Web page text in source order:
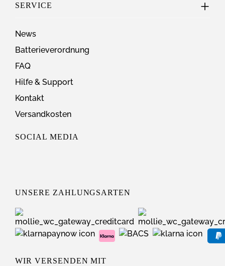
SERVICE
News
Batterieverordnung
FAQ
Hilfe & Support
Kontakt
Versandkosten
SOCIAL MEDIA
UNSERE ZAHLUNGSARTEN
WIR VERSENDEN MIT